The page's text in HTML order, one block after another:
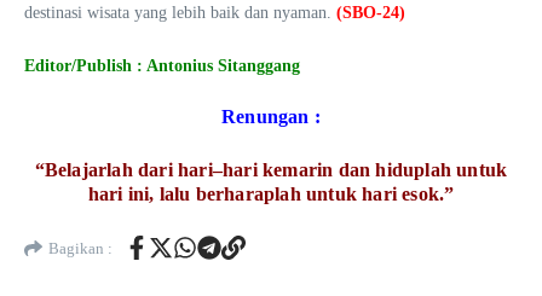
destinasi wisata yang lebih baik dan nyaman. (SBO-24)
Editor/Publish : Antonius Sitanggang
Renungan :
“Belajarlah dari hari–hari kemarin dan hiduplah untuk
hari ini, lalu berharaplah untuk hari esok.”
Bagikan :